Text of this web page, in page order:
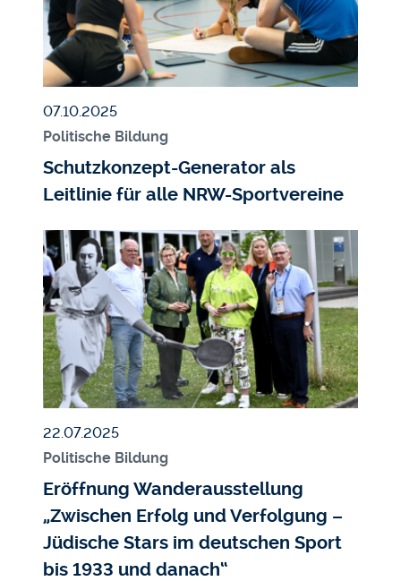
Veröffentlicht am
07.10.2025
Politische Bildung
Schutzkonzept-Generator als
Leitlinie für alle NRW-Sportvereine
Bildmedium
Bild
Veröffentlicht am
22.07.2025
Politische Bildung
Eröffnung Wanderausstellung
„Zwischen Erfolg und Verfolgung –
Jüdische Stars im deutschen Sport
bis 1933 und danach“